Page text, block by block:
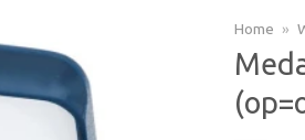
Home »